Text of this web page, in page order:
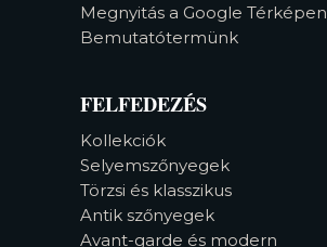
Megnyitás a Google Térképen
Bemutatótermünk
FELFEDEZÉS
Kollekciók
Selyemszőnyegek
Törzsi és klasszikus
Antik szőnyegek
Avant-garde és modern